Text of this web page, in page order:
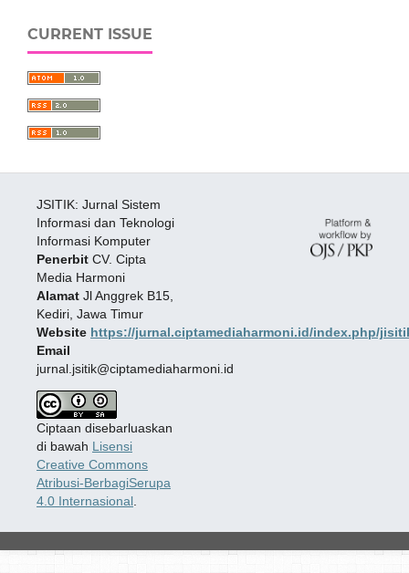
CURRENT ISSUE
JSITIK: Jurnal Sistem
Informasi dan Teknologi
Informasi Komputer
PenerbitCV. Cipta
Media Harmoni
AlamatJl Anggrek B15,
Kediri, Jawa Timur
Website https://jurnal.ciptamediaharmoni.id/index.php/
Email
jurnal.jsitik@ciptamediaharmoni.id
Ciptaan disebarluaskan
di bawah Lisensi
Creative Commons
Atribusi-BerbagiSerupa
4.0 Internasional.